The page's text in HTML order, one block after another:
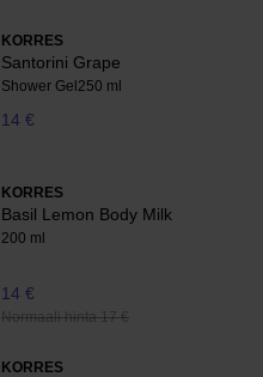
KORRES
Santorini Grape
Shower Gel 250 ml
14 €
KORRES
Basil Lemon Body Milk
200 ml
14 €
Normaali hinta 17 €
KORRES